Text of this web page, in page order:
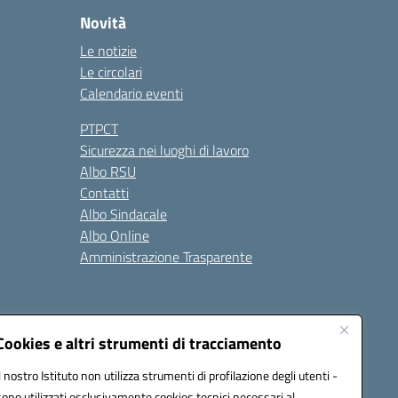
e altri strumenti di tracciamento
nostro Istituto non utilizza strumenti di profilazione degli utenti -
Novità
Le notizie
Le circolari
Calendario eventi
PTPCT
Sicurezza nei luoghi di lavoro
Albo RSU
Contatti
Albo Sindacale
Albo Online
Amministrazione Trasparente